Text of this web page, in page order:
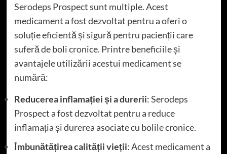
Serodeps Prospect sunt multiple. Acest
medicament a fost dezvoltat pentru a oferi o
soluție eficientă și sigură pentru pacienții care
suferă de boli cronice. Printre beneficiile și
avantajele utilizării acestui medicament se
numără:
Reducerea inflamației și a durerii: Serodeps
Prospect a fost dezvoltat pentru a reduce
inflamația și durerea asociate cu bolile cronice.
Îmbunătățirea calității vieții: Acest medicament a